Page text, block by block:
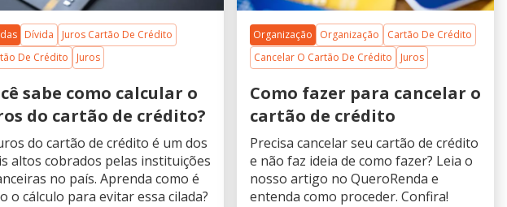
Dívida
Juros Cartão De Crédito
De Crédito
Juros
sabe como calcular o
do cartão de crédito?
do cartão de crédito é um dos
altos cobrados pelas instituições
no país. Aprenda como é
o cálculo para evitar essa cilada?
Organização Organização
Cartão De Crédito
Cancelar O Cartão De Crédito
Juros
Como fazer para cancelar o
cartão de crédito
Precisa cancelar seu cartão de crédito
e não faz ideia de como fazer? Leia o
nosso artigo no QueroRenda e
entenda como proceder. Confira!